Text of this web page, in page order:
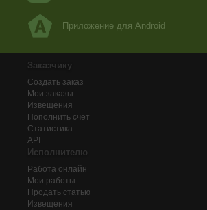
Приложение для Android
Заказчику
Создать заказ
Мои заказы
Извещения
Пополнить счёт
Статистика
API
Исполнителю
Работа онлайн
Мои работы
Продать статью
Извещения